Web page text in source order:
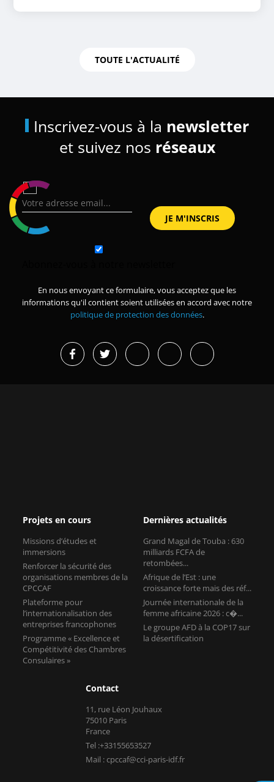
TOUTE L'ACTUALITÉ
Inscrivez-vous à la newsletter
et suivez nos réseaux
En nous envoyant ce formulaire, vous acceptez que les
informations qu'il contient soient utilisées en accord avec notre
politique de protection des données.
Projets en cours
Missions d’études et
immersions
Renforcer la sécurité des
organisations membres de la
CPCCAF
Plateforme pour
l’internationalisation des
entreprises francophones
Programme « Excellence et
Compétitivité des Chambres
Consulaires »
Dernières actualités
Grand Magal de Touba : 630
milliards FCFA de
retombées...
Afrique de l’Est : une
croissance forte mais des réf...
Journée internationale de la
femme africaine 2026 : c�...
Le groupe AFD à la COP17 sur
la désertification
Contact
11, rue Léon Jouhaux
75010 Paris
France
Tel :+33155653527
Mail : cpccaf@cci-paris-idf.fr